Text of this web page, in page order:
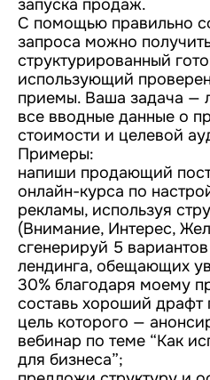
запуска продаж.
С помощью правильно
запроса можно
структурированный
использующий
приемы. Ваша задача —
все вводные данные о
стоимости и целевой
Примеры:
напиши продающий
онлайн-курса по
рекламы, используя
(Внимание, Интерес,
сгенерируй 5
лендинга, обещающих
30% благодаря моему
составь хороший драфт
цель которого —
вебинар по теме “Как
для бизнеса”;